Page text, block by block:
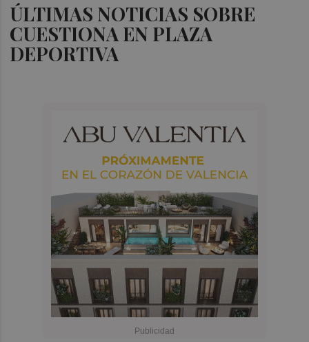
ÚLTIMAS NOTICIAS SOBRE
CUESTIONA EN PLAZA
DEPORTIVA